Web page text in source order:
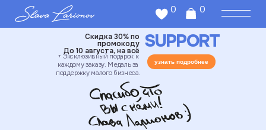
0
+ Эксклюзивный подарок к
каждому заказу. Медаль за
поддержку малого бизнеса.
Скидка 30% по
промокоду
До 10 августа, на всё
узнать подробнее
SUPPORT